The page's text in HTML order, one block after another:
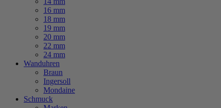
16 mm
18 mm
19 mm
20 mm
22 mm
24 mm
Wanduhren
Braun
Ingersoll
Mondaine
Schmuck